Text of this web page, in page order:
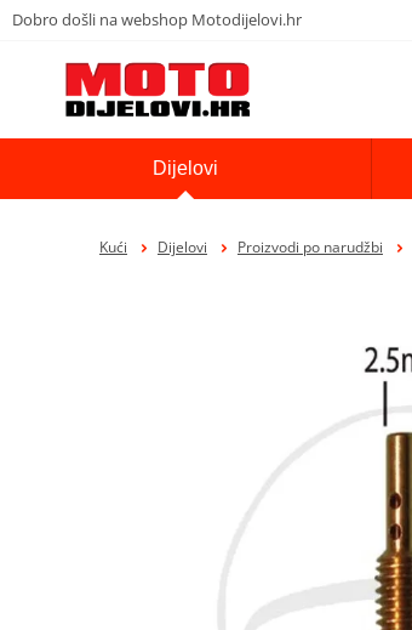
Dobro došli na webshop Motodijelovi.hr
Dijelovi
Kući Dijelovi Proizvodi po narudžbi